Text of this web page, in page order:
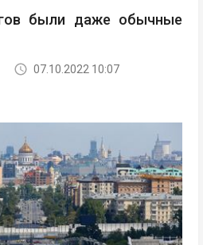
были даже обычные
07.10.2022 10:07